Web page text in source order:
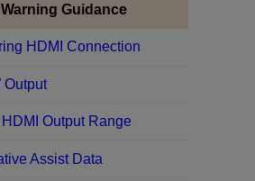
Guidance
HDMI Connection
Output
Output Range
Assist Data